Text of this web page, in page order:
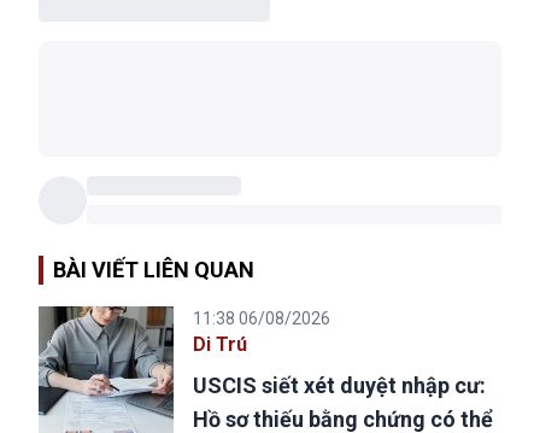
BÀI VIẾT LIÊN QUAN
11:38 06/08/2026
Di Trú
USCIS siết xét duyệt nhập cư:
Hồ sơ thiếu bằng chứng có thể